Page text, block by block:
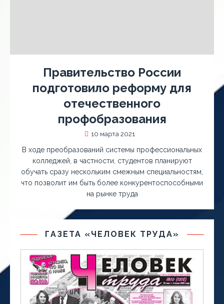
Правительство России
подготовило реформу для
отечественного
профобразования
10 марта 2021
В ходе преобразований системы профессиональных
колледжей, в частности, студентов планируют
обучать сразу нескольким смежным специальностям,
что позволит им быть более конкурентоспособными
на рынке труда
ГАЗЕТА «ЧЕЛОВЕК ТРУДА»